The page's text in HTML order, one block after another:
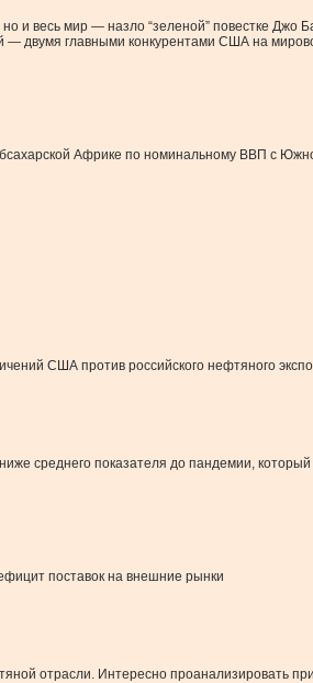
и весь мир — назло “зеленой” повестке Джо
— двумя главными конкурентами США на
Африке по номинальному ВВП с
США против российского нефтяного
среднего показателя до пандемии,
поставок на внешние рынки
отрасли. Интересно проанализировать